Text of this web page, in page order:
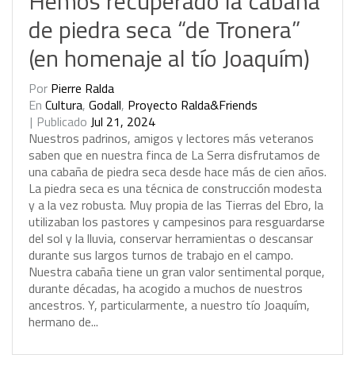
de piedra seca “de Tronera”
(en homenaje al tío Joaquím)
Por Pierre Ralda
En Cultura, Godall, Proyecto Ralda&Friends
Publicado Jul 21, 2024
Nuestros padrinos, amigos ylectores más veteranos
saben que en nuestra fincade La Serradisfrutamos de
unacabañade piedra secadesde hace más de cien años.
Lapiedra secaes una técnicade construcción modesta
yalavez robusta. Muypropiade las Tierras del Ebro, la
utilizaban los pastores ycampesinos pararesguardarse
del sol ylalluvia, conservarherramientas o descansar
durante sus largos turnos de trabajo en el campo.
Nuestracabaña tiene un gran valor sentimental porque,
durante décadas, haacogido amuchos de nuestros
ancestros. Y, particularmente, anuestro tío Joaquím,
hermano de...